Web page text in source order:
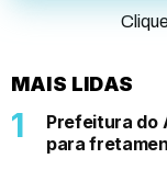
MAIS LIDAS
Prefeitura do
para